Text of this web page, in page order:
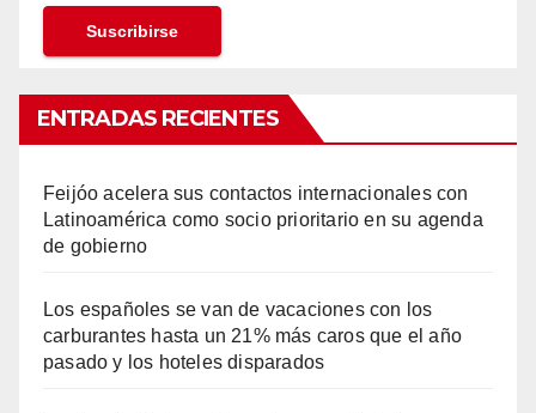
ENTRADAS RECIENTES
Feijóo acelera sus contactos internacionales con
Latinoamérica como socio prioritario en su agenda
de gobierno
Los españoles se van de vacaciones con los
carburantes hasta un 21% más caros que el año
pasado y los hoteles disparados